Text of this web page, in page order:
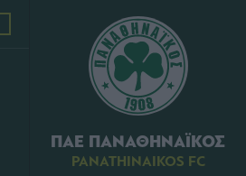
ΠΑΕ ΠΑΝΑΘΗΝΑΪΚΟΣ
PANATHINAIKOS FC